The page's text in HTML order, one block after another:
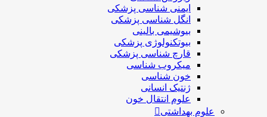
ایمنی شناسی پزشكی
انگل شناسی پزشکی
بیوشیمی بالینی
بیوتکنولوژی پزشکی
قارچ شناسی پزشکی
ميكروب شناسی
خون شناسی
ژنتیک انسانی
علوم انتقال خون
علوم بهداشتی